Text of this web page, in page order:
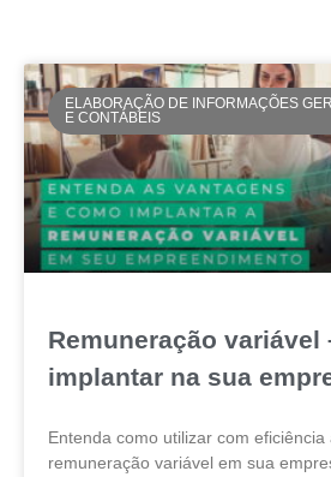
ELABORAÇÃO DE INFORMAÇÕES
E CONTÁBEIS
Remuneração variável
implantar na sua
Entenda como utilizar com eficiência
remuneração variável em sua